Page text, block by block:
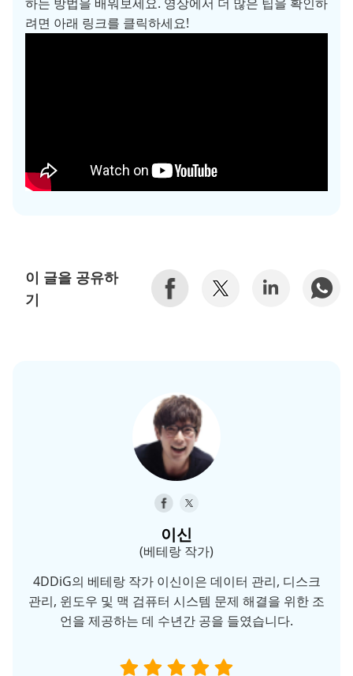
려면 아래 링크를 클릭하세요!
이 글을 공유하
기
이신
(베테랑 작가)
4DDiG의 베테랑 작가 이신이은 데이터 관리, 디스크
관리, 윈도우 및 맥 검퓨터 시스템 문제 해결을 위한 조
언을 제공하는 데 수년간 공을 들였습니다.